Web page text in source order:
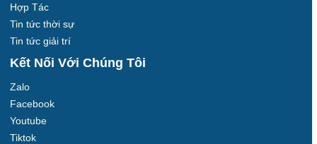
Hợp Tác
Tin tức thời sự
Tin tức giải trí
Kết Nối Với Chúng Tôi
Zalo
Facebook
Youtube
Tiktok